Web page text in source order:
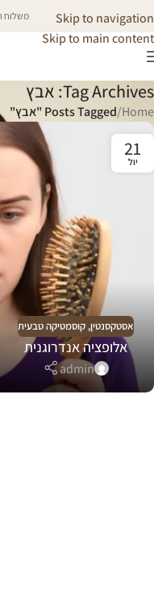
Skip to navigation
Skip to main content
משלוח
Tag Archives: אבץ
Home
/Posts Tagged "אבץ"
21
יול
אסטקסנטין, קוסמטיקה טבעית
אלופציה אנדרוגנית
admin